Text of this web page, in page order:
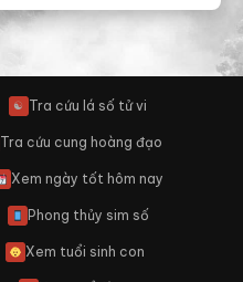
☯ Tra cứu lá số tử vi
Tra cứu cung hoàng đạo
Xem ngày tốt hôm nay
Phong thủy sim số
Xem tuổi sinh con